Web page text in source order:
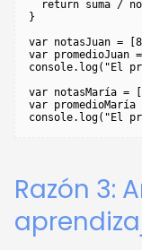
return suma /
}
var notasJuan =
var promedioJuan
console.log("El
var notasMaría
var
Razón 3: